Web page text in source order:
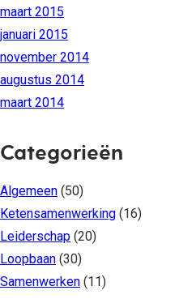
maart 2015
januari 2015
november 2014
augustus 2014
maart 2014
Categorieën
Algemeen (50)
Ketensamenwerking (16)
Leiderschap (20)
Loopbaan (30)
Samenwerken (11)